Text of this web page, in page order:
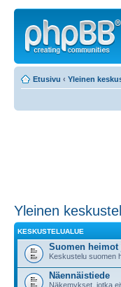
Etusivu ‹ Yleinen
Yleinen
KESKUSTELUALUE
Suomen heimot
Keskustelu suomen
Näennäistiede
Näkemykset, jotka